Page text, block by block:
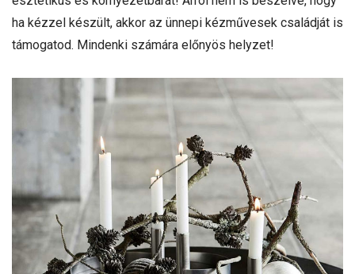
ha kézzel készült, akkor az ünnepi kézművesek családját is
támogatod. Mindenki számára előnyös helyzet!